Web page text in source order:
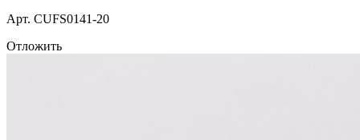
Арт. СUFS0141-20
Отложить